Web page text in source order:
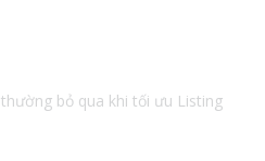
bỏ qua khi tối ưu Listing